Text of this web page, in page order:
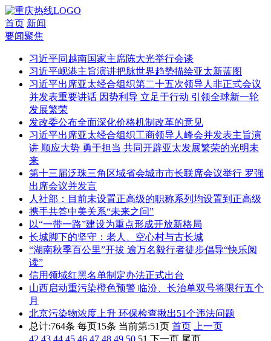
首页 新闻
要闻聚焦
习近平同越南国家主席陈大光举行会谈
习近平岘港主旨演讲把脉世界趋势描绘亚太新蓝图
习近平出席亚太经合组织第二十五次领导人非正式会议
并发表重要讲话 因势利导 立足于行动 引领全球新一轮
发展繁荣
发改委公布全面深化价格机制改革的意见
习近平出席亚太经合组织工商领导人峰会并发表主旨演
讲 顺应大势 勇于担当 共同开辟亚太发展繁荣的光明未
来
第十三届泛珠三角区域省会城市市长联席会议举行 罗强
出席会议并发言
人社部：目前未设置正高级的职称系列均设置到正高级
携手共答中美关系“未来之问”
以“一带一路”建设为重点形成开放新格局
长城脚下的坚守：老人、空心村与古长城
“湖南秋季百公里”开拔 逾万名毅行者徒步倡导“快乐阅
读”
信用领域红黑名单制定办法正式出台
山西启动重污染橙色预警 临汾、长治单双号将限行五个
月
北京污染物浓度上升 环保检查揪出51个违法问题
总计:764条 每页15条 当前第:51页 首页
上一页
42 43 44 45 46 47 48 49 50 51 下一页 尾页